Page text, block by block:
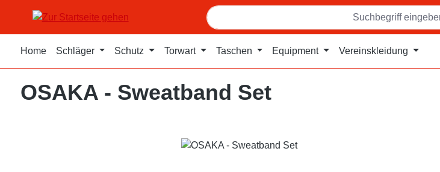
Hauptinhalt springen
Zur Suche springen
Zur Hauptnavigation springen
Home Schläger Schutz Torwart Taschen Equipment Vereinskleidung
OSAKA - Sweatband Set